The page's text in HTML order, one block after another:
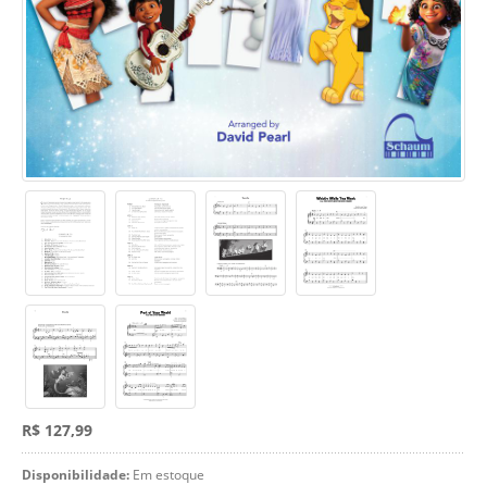
R$ 127,99
Disponibilidade: Em estoque